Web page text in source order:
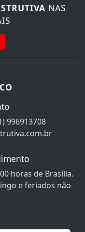
NAS
996913708
horas de Brasília.
e feriados não